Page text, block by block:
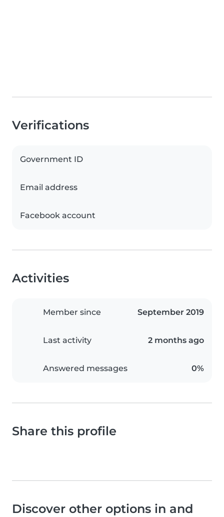
Verifications
Government ID
Email address
Facebook account
Activities
Member since September 2019
Last activity 2 months ago
Answered messages 0%
Share this profile
Discover other options in and